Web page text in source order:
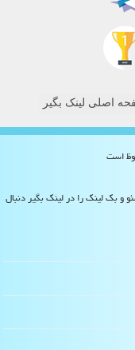
اصلی لینک بگیر
و بک لینک را در لینک بگیر دنبال